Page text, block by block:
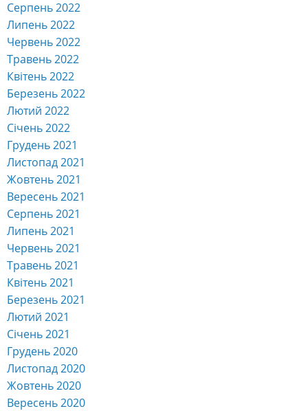
Серпень 2022
Липень 2022
Червень 2022
Травень 2022
Квітень 2022
Березень 2022
Лютий 2022
Січень 2022
Грудень 2021
Листопад 2021
Жовтень 2021
Вересень 2021
Серпень 2021
Липень 2021
Червень 2021
Травень 2021
Квітень 2021
Березень 2021
Лютий 2021
Січень 2021
Грудень 2020
Листопад 2020
Жовтень 2020
Вересень 2020